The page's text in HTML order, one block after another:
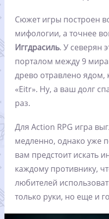
Сюжет игры построен
мифологии, а точнее
Иггдрасиль. У северян
порталом между 9
древо отравлено ядом,
«Eitr». Ну, а ваш долг
раз.
Для Action RPG игра
медленно, однако уже
вам предстоит искать
каждому противнику,
любителей
только руки, но еще и